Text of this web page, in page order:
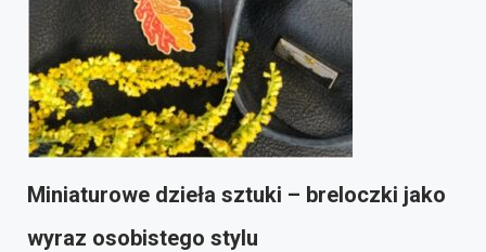
Miniaturowe dzieła sztuki – breloczki jako
wyraz osobistego stylu